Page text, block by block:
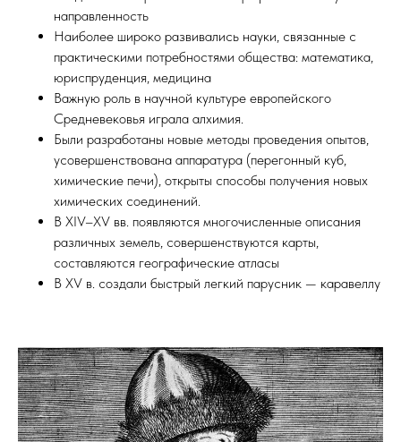
направленность
Наиболее широко развивались науки, связанные с
практическими потребностями общества: математика,
юриспруденция, медицина
Важную роль в научной культуре европейского
Средневековья играла алхимия.
Были разработаны новые методы проведения опытов,
усовершенствована аппаратура (перегонный куб,
химические печи), открыты способы получения новых
химических соединений.
В XIV–XV вв. появляются многочисленные описания
различных земель, совершенствуются карты,
составляются географические атласы
В XV в. создали быстрый легкий парусник — каравеллу